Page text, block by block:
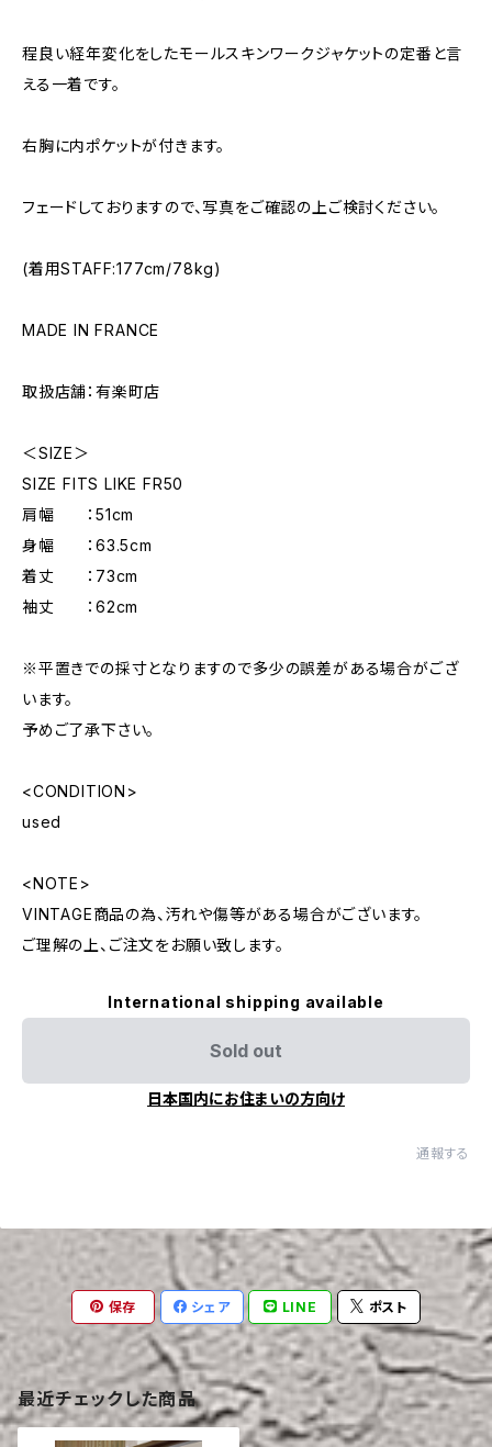
程良い経年変化をしたモールスキンワークジャケットの定番と言
える一着です。
右胸に内ポケットが付きます。
フェードしておりますので、写真をご確認の上ご検討ください。
(着用STAFF:177cm/78kg)
MADE IN FRANCE
取扱店舗：有楽町店
＜SIZE＞
SIZE FITS LIKE FR50
肩幅 ：51cm
身幅 ：63.5cm
着丈 ：73cm
袖丈 ：62cm
※平置きでの採寸となりますので多少の誤差がある場合がござ
います。
予めご了承下さい。
<CONDITION>
used
<NOTE>
VINTAGE商品の為、汚れや傷等がある場合がございます。
ご理解の上、ご注文をお願い致します。
International shipping available
Sold out
日本国内にお住まいの方向け
通報する
保存 シェア LINE ポスト
最近チェックした商品